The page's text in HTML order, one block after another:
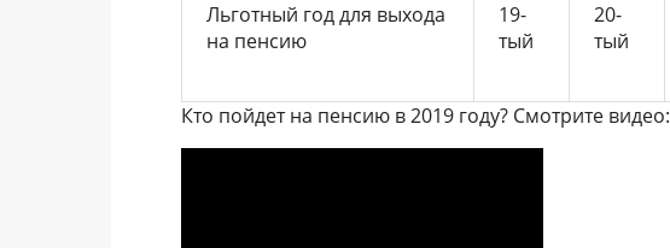
Льготный год для выхода
на пенсию
19-
тый
20-
тый
Кто пойдет на пенсию в 2019 году? Смотрите видео: